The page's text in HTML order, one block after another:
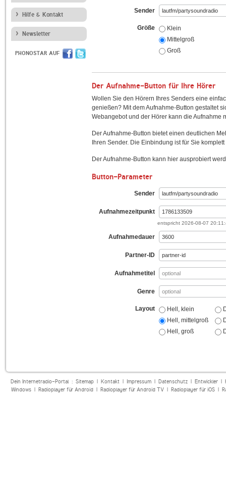
Hilfe & Kontakt
Newsletter
PHONOSTAR AUF
Sender
Größe
Klein
Mittelgroß
Groß
Der Aufnahme-Button für Ihre Hörer
Wollen Sie den Hörern Ihres Senders eine
genießen? Mit dem Aufnahme-Button gestaltet
Webangebot und der Hörer kann die Aufnahme
Der Aufnahme-Button bietet einen deutlichen
Ihren Sender. Die Einbindung ist für Sie
Der Aufnahme-Button kann hier ausprobiert
Button-Parameter
Sender
Aufnahmezeitpunkt
entspricht 2026-08-07
Aufnahmedauer
Partner-ID
Aufnahmetitel
Genre
Layout
Hell, klein
Hell, mittelgroß
Hell, groß
Dein Internetradio-Portal : Sitemap| Kontakt| Impressum| Datenschutz| Entwickler|
Windows| Radioplayer für Android| Radioplayer für Android TV| Radioplayer für iOS|